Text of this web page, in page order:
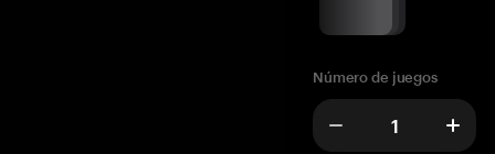
Número de juegos